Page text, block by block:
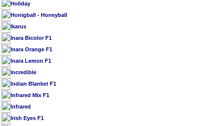
Holiday
Honigball - Honeyball
Ikarus
Inara Bicolor F1
Inara Orange F1
Inara Lemon F1
Incredible
Indian Blanket F1
Infrared Mix F1
Infrared
Irish Eyes F1